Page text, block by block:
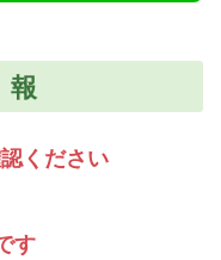
ください
す